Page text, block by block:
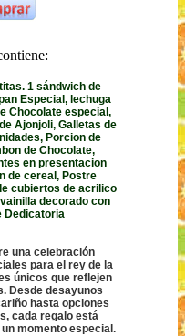
1 sándwich de
Especial, lechuga
Chocolate especial,
Ajonjoli, Galletas de
Porcion de
de Chocolate,
en presentacion
de cereal, Postre
cubiertos de acrilico
decorado con
Dedicatoria
una celebración
para el rey de la
únicos que reflejen
Desde desayunos
hasta opciones
cada regalo está
momento especial.